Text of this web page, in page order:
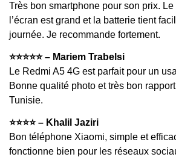
Très bon smartphone pour son prix.
l’écran est grand et la batterie tient
journée. Je recommande fortement.
⭐️⭐️⭐️⭐️⭐️ – Mariem Trabelsi
Le Redmi A5 4G est parfait pour un
Bonne qualité photo et très bon
Tunisie.
⭐️⭐️⭐️⭐️ – Khalil Jaziri
Bon téléphone Xiaomi, simple et
fonctionne bien pour les réseaux